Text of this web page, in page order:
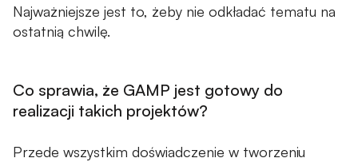
Najważniejsze jest to, żeby nie odkładać tematu na
ostatnią chwilę.
Co sprawia, że GAMP jest gotowy do
realizacji takich projektów?
Przede wszystkim doświadczenie w tworzeniu